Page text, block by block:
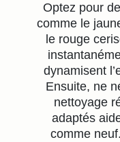
Optez pour
comme le
le rouge
dynamisent
Ensuite, ne
nettoyage
adaptés
comme